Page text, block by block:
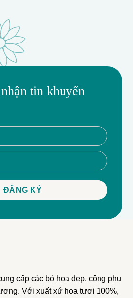
tin khuyến
cấp các bó hoa đẹp, công phu
Với xuất xứ hoa tươi 100%,